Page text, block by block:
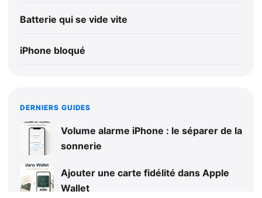
Batterie qui se vide vite
iPhone bloqué
DERNIERS GUIDES
Volume alarme iPhone : le séparer de la
sonnerie
Ajouter une carte fidélité dans Apple
Wallet